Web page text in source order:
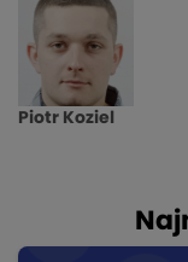
Piotr Koziel